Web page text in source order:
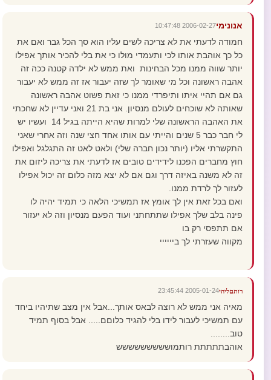
אנונימי2006-02-27 10:47:48
חמודה לדעתי את לא צריכה לשים עליו הוא סך הכל גבר ואם את
כל כך אוהבת אותו לכי ותעמדי מולו כי את בלי להכיר אותך אפילו
יותר שווה ממנו מכל הבחינות ואת ממש לא ילדה קטנה ככה זה
אהבה ראשונה וכל מי שאומר לך שזה יעבור אז זה ממש לא יעבור
גם אם תהיי איתו ותיפרדי ממנו כי זאת פשוט אהבה ראשונה
שאותה לא שוכחים לעולם מנסיון. אני בת 21 ואני עדיין לא שחכתי
את האהבה הראשונה שלי למרות שהיא הייתה בגיל 14 ועשיו יש
לי חבר כבר 5 שנים והייתי עם אותו אחד חצי שנה וזה אחרי שאני
התקשרתי אליו (יותר נכון חברה שלי) ולאט לאט זה התגלגל ואפילו
חוץ מחברים הפכנו לידידים טובים אז לדעתי את צריכה ליזום את
זה לא משנה באיזה דרך וגם אם לא יצא מזה כלום זה יכול אפילו
לעזור לך לרדת ממנו.
ואם בכל זאת אין לך אומץ אז תמשיכי הלאה כי תמיד יהיה לו
פינה בלב שלך אפילו שתתחתני ועוד הפעם מנסיון וזה לא יעזור
אם תתפסי רק בו
מקווה שעזרתי לך ביייייי
רותםליהי2005-01-24 23:45:44
מאיה אני ממש לא רוצה לבאס אותך...אבל אין מצב שתיהיו ביחד
עם תמשיכי לעבור לידו בלי להגיד כלוםם..... אבל בסוף תמיד
טוב........
אוהבתתתתת רותמוששששששששש